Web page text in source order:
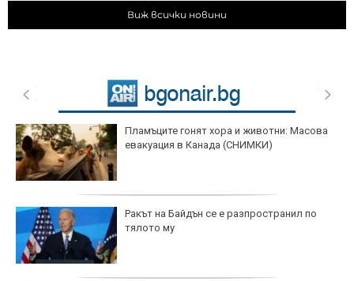
Виж всички новини
Пламъците гонят хора и животни: Масова
евакуация в Канада (СНИМКИ)
Ракът на Байдън се е разпространил по
тялото му